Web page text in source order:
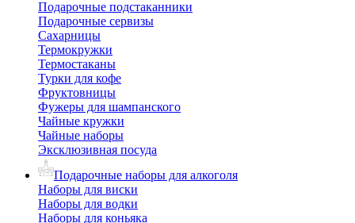
Подарочные подстаканники
Подарочные сервизы
Сахарницы
Термокружки
Термостаканы
Турки для кофе
Фруктовницы
Фужеры для шампанского
Чайные кружки
Чайные наборы
Эксклюзивная посуда
Подарочные наборы для алкоголя
Наборы для виски
Наборы для водки
Наборы для коньяка